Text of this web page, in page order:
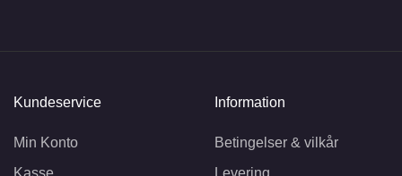
Kundeservice
Min Konto
Information
Betingelser & vilkår